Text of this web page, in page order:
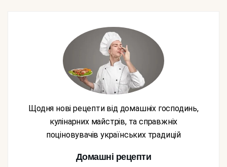
Щодня нові рецепти від домашніх господинь,
кулінарних майстрів, та справжніх
поціновувачів українських традицій
Домашні рецепти